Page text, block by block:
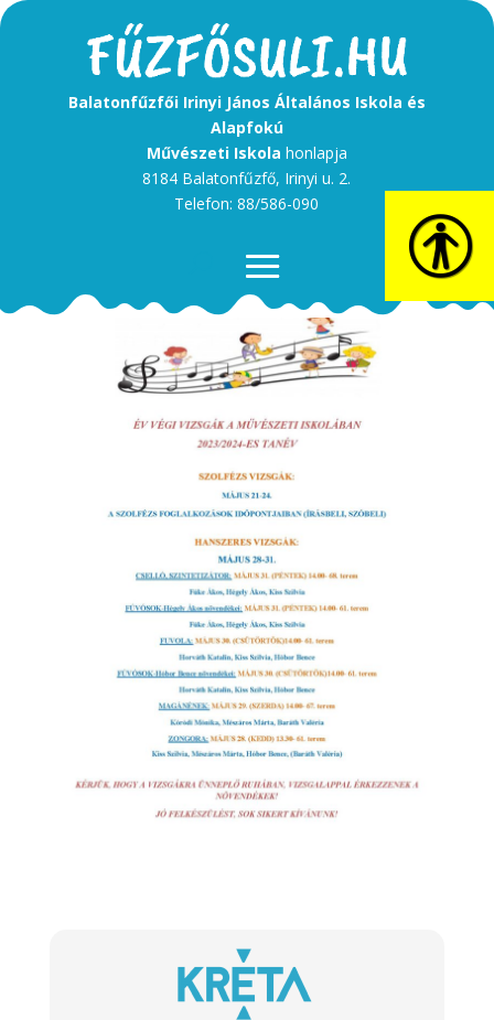
Balatonfűzfői Irinyi János Általános Iskola és
Alapfokú
Művészeti Iskola honlapja
8184 Balatonfűzfő, Irinyi u. 2.
Telefon: 88/586-090